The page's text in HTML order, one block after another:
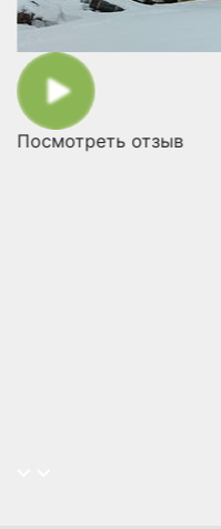
Посмотреть отзыв